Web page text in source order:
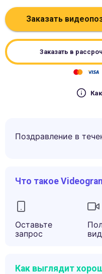
Заказать
Заказать в
Поздравление в
Что такое
Оставьте
запрос
Как выглядит